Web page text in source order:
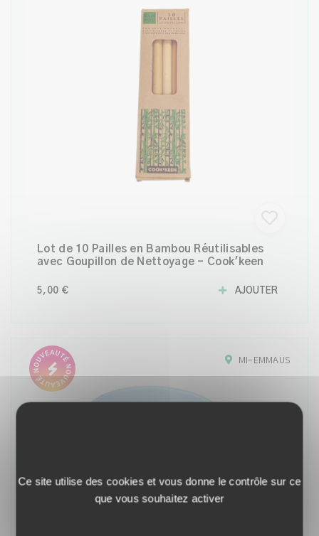
Lot de 10 Pailles en Bambou Réutilisables
avec Goupillon de Nettoyage – Cook'keen
5,00 € AJOUTER
MI-EMMAÜS
Ce site utilise des cookies et vous donne le contrôle sur ce
que vous souhaitez activer